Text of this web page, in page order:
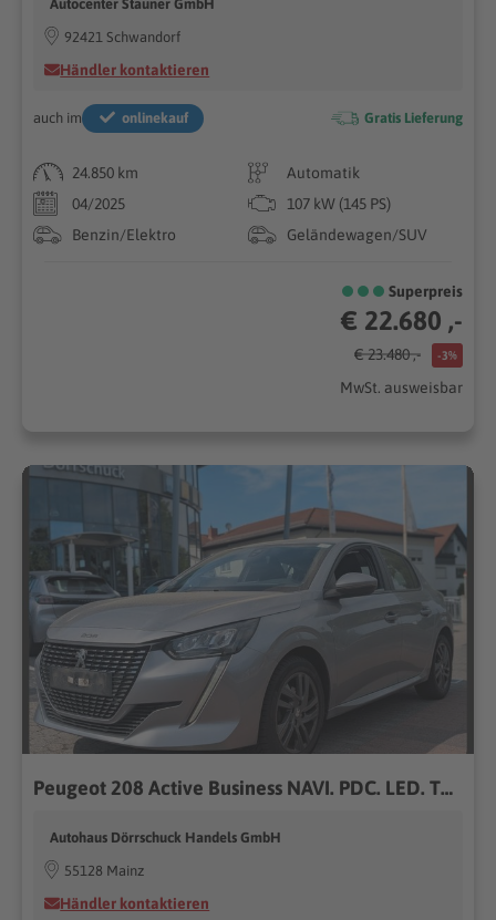
Autocenter Stauner GmbH
92421 Schwandorf
Händler kontaktieren
auch im onlinekauf Gratis Lieferung
24.850 km
Automatik
04/2025
107 kW (145 PS)
Benzin/Elektro
Geländewagen/SUV
Superpreis
€ 22.680 ,-
€ 23.480 ,- -3%
MwSt. ausweisbar
Peugeot 208 Active Business NAVI. PDC. LED. TEMPOMAT
Autohaus Dörrschuck Handels GmbH
55128 Mainz
Händler kontaktieren